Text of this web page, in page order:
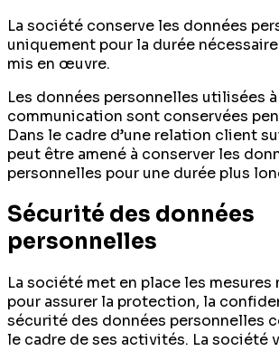
La société conserve les données
uniquement pour la durée
mis en œuvre.
Les données personnelles utilisées
communication sont conservées
Dans le cadre d’une relation client
peut être amené à conserver les
personnelles pour une durée plus
Sécurité des données
personnelles
La société met en place les mesures
pour assurer la protection, la
sécurité des données personnelles
le cadre de ses activités. La société